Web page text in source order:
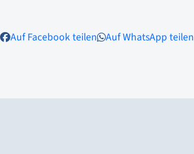
Auf Facebook teilen Auf WhatsApp teilen